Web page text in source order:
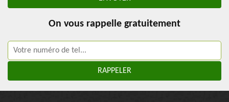
On vous rappelle gratuitement